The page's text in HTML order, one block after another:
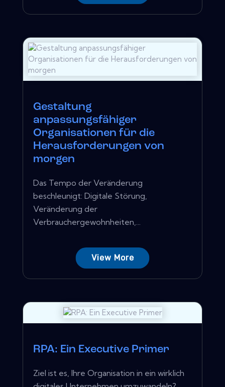
Gestaltung
anpassungsfähiger
Organisationen für die
Herausforderungen von
morgen
Das Tempo der Veränderung
beschleunigt: Digitale Störung,
Veränderung der
Verbrauchergewohnheiten,...
View More
RPA: Ein Executive Primer
Ziel ist es, Ihre Organisation in ein wirklich